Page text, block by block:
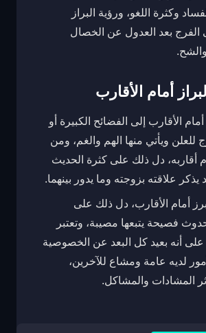
وكثرة اللغو، ورؤية البراز
الفرج بعد العدول عن الخصال
أمام الأقارب
الأقارب إلى الفضائح الكبيرة أو
للعلن ويأتي منها الهم والغم، ومن
أقاربه، دل ذلك على كثرة الحديث
يذكر علاقته بزوجته وما يدور بينهما.
أمام الأقارب، دل ذلك على
فصيحة يتبعها مصيبة، وتعتبر
على أنه بعيد كل البعد عن الخصوصية
لديه عامة ومشاع للآخرين،
المشادات والمشاكل.